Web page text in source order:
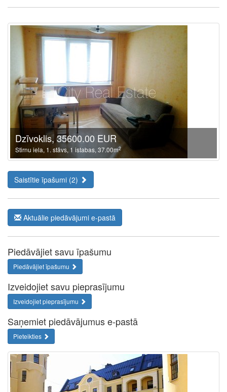
Dzīvoklis, 35600.00 EUR
Stirnu iela, 1. stāvs, 1 istabas, 37.00m2
Saistītie īpašumi (2)
Aktuālie piedāvājumi e-pastā
Piedāvājiet savu īpašumu
Piedāvājiet īpašumu
Izveidojiet savu pieprasījumu
Izveidojiet pieprasījumu
Saņemiet piedāvājumus e-pastā
Pieteikties